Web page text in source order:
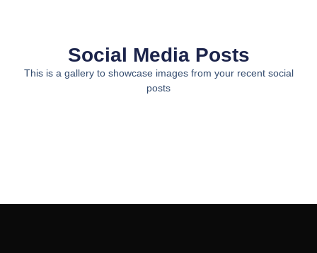
Social Media Posts
This is a gallery to showcase images from your recent social
posts